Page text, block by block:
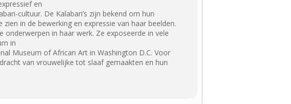
en
cultuur. De Kalabari’s zijn bekend om hun
in de bewerking en expressie van haar beelden.
in haar werk. Ze exposeerde in vele
in
Museum of African Art in Washington D.C. Voor
van vrouwelijke tot slaaf gemaakten en hun